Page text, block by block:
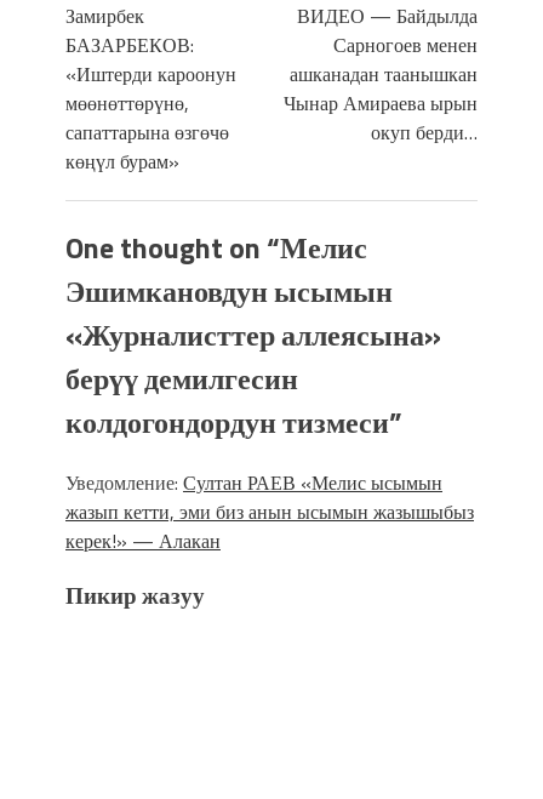
Замирбек
БАЗАРБЕКОВ:
«Иштерди кароонун
мөөнөттөрүнө,
сапаттарына өзгөчө
көңүл бурам»
ВИДЕО — Байдылда
Сарногоев менен
ашканадан таанышкан
Чынар Амираева ырын
окуп берди…
One thought on “Мелис
Эшимкановдун ысымын
«Журналисттер аллеясына»
берүү демилгесин
колдогондордун тизмеси”
Уведомление: Султан РАЕВ «Мелис ысымын
жазып кетти, эми биз анын ысымын жазышыбыз
керек!» — Алакан
Пикир жазуу